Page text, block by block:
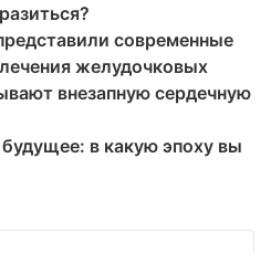
современные
желудочковых
внезапную сердечную
в какую эпоху вы